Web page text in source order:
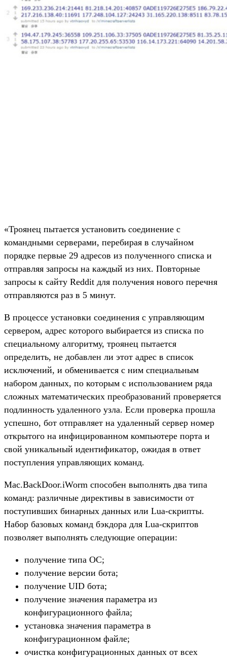
«Троянец пытается установить соединение с
командными серверами, перебирая в случайном
порядке первые 29 адресов из полученного списка и
отправляя запросы на каждый из них. Повторные
запросы к сайту Reddit для получения нового перечня
отправляются раз в 5 минут.
В процессе установки соединения с управляющим
сервером, адрес которого выбирается из списка по
специальному алгоритму, троянец пытается
определить, не добавлен ли этот адрес в список
исключений, и обменивается с ним специальным
набором данных, по которым с использованием ряда
сложных математических преобразований проверяется
подлинность удаленного узла. Если проверка прошла
успешно, бот отправляет на удаленный сервер номер
открытого на инфицированном компьютере порта и
свой уникальный идентификатор, ожидая в ответ
поступления управляющих команд.
Mac.BackDoor.iWorm способен выполнять два типа
команд: различные директивы в зависимости от
поступивших бинарных данных или Lua-скрипты.
Набор базовых команд бэкдора для Lua-скриптов
позволяет выполнять следующие операции:
получение типа ОС;
получение версии бота;
получение UID бота;
получение значения параметра из
конфигурационного файла;
установка значения параметра в
конфигурационном файле;
очистка конфигурационных данных от всех